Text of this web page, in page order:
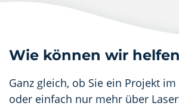
Wie können wir
Ganz gleich, ob Sie ein Projekt
oder einfach nur mehr über